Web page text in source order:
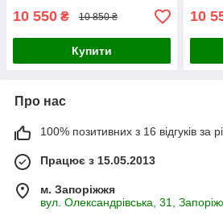
10 550 ₴ 10 850 ₴
Купити
10
Про нас
100% позитивних з 16 відгуків за
Працює з 15.05.2013
м. Запоріжжя
вул. Олександрівська, 31,